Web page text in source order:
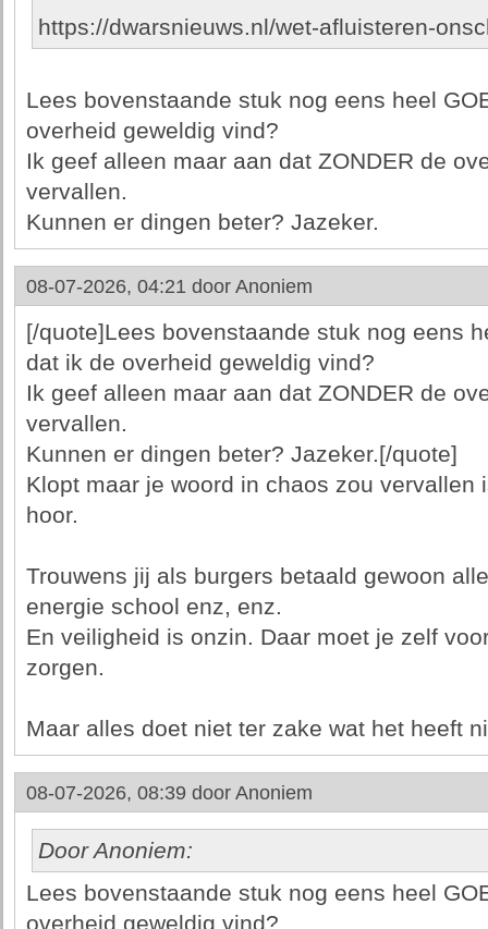
https://dwarsnieuws.nl/wet-afluisteren-
Lees bovenstaande stuk nog eens heel
overheid geweldig vind?
Ik geef alleen maar aan dat ZONDER de
vervallen.
Kunnen er dingen beter? Jazeker.
08-07-2026, 04:21 door Anoniem
[/quote]Lees bovenstaande stuk nog eens
dat ik de overheid geweldig vind?
Ik geef alleen maar aan dat ZONDER de
vervallen.
Kunnen er dingen beter? Jazeker.[/quote]
Klopt maar je woord in chaos zou vervallen
hoor.
Trouwens jij als burgers betaald gewoon
energie school enz, enz.
En veiligheid is onzin. Daar moet je zelf
zorgen.
Maar alles doet niet ter zake wat het heeft
08-07-2026, 08:39 door Anoniem
Door Anoniem:
Lees bovenstaande stuk nog eens heel
overheid geweldig vind?